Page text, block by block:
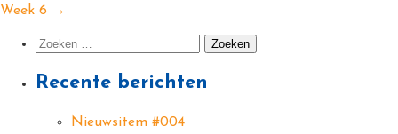
Week 6 →
Recente berichten
Nieuwsitem #004